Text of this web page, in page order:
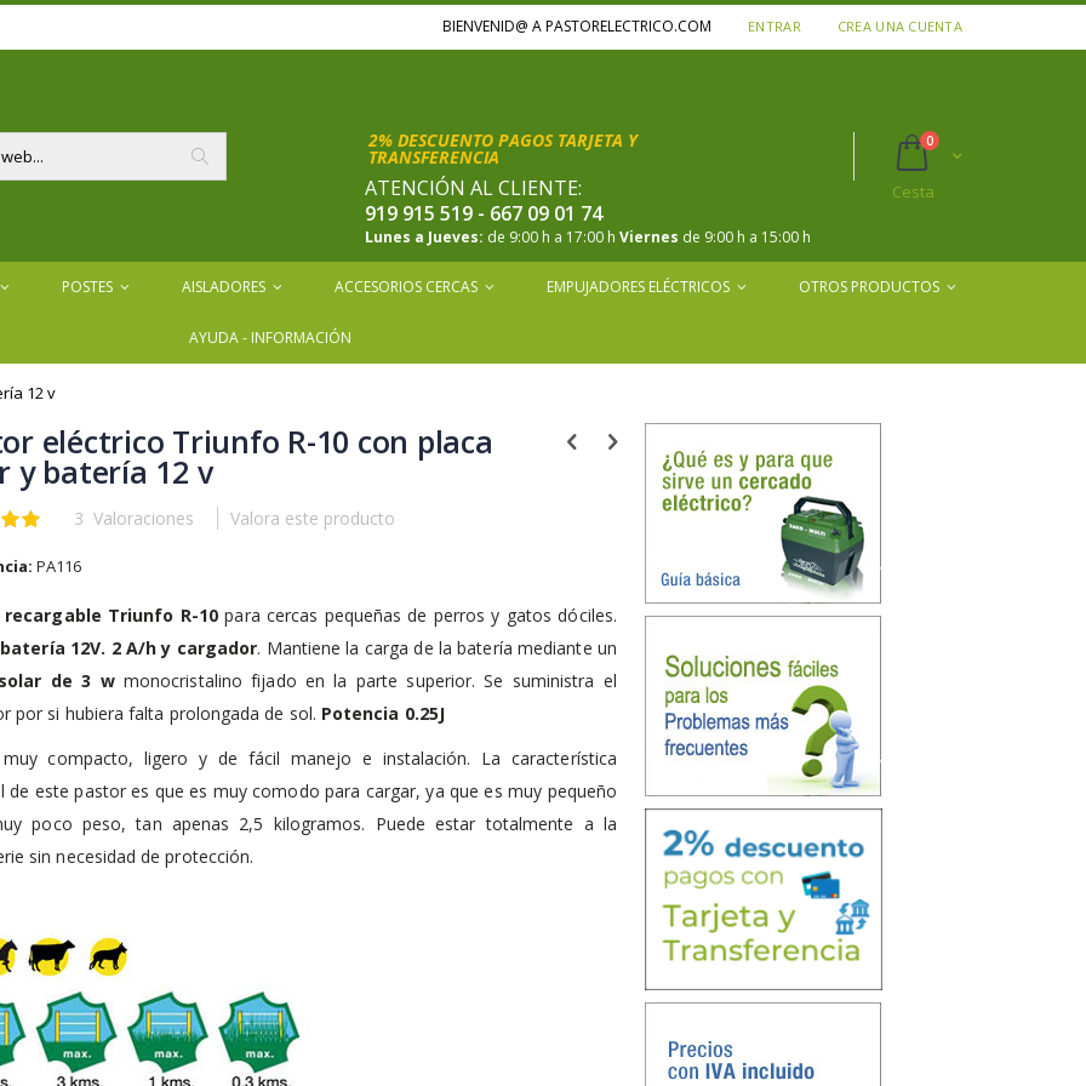
BIENVENID@ A PASTORELECTRICO.COM ENTRAR CREA UNA CUENTA
Cart
0productos
Cesta
2% DESCUENTO PAGOS TARJETA Y
TRANSFERENCIA
ATENCIÓN AL CLIENTE:
919 915 519 - 667 09 01 74
Lunes a Jueves: de 9:00 h a 17:00 h Viernes de 9:00 h a 15:00 h
POSTES AISLADORES ACCESORIOS CERCAS EMPUJADORES ELÉCTRICOS OTROS PRODUCTOS
AYUDA - INFORMACIÓN
12 v
eléctrico Triunfo R-10 con placa
y batería 12 v
3 Valoraciones Valora este producto
PA116
Triunfo R-10 para cercas pequeñas de perros y gatos dóciles.
batería 12V. 2 A/h y cargador. Mantiene la carga de la batería mediante un
de 3 wmonocristalino fijado en la parte superior. Se suministra el
por si hubiera falta prolongada de sol. Potencia 0.25J
compacto, ligero y de fácil manejo e instalación. La característica
de este pastor es que es muy comodo para cargar, ya que es muy pequeño
poco peso, tan apenas 2,5 kilogramos. Puede estar totalmente a la
sin necesidad de protección.